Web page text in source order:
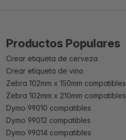
Productos Populares
Crear etiqueta de cerveza
Crear etiqueta de vino
Zebra 102mm x 150mm compatibles
Zebra 102mm x 210mm compatibles
Dymo 99010 compatibles
Dymo 99012 compatibles
Dymo 99014 compatibles